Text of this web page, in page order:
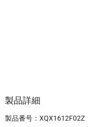
製品詳細
製品番号：XQX1612F02Z